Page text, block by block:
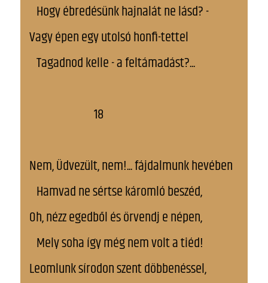
Hogy ébredésünk hajnalát ne lásd? -
Vagy épen egy utolsó honfi-tettel
Tagadnod kelle - a feltámadást?...
18
Nem, Üdvezült, nem!... fájdalmunk hevében
Hamvad ne sértse káromló beszéd,
Oh, nézz egedből és örvendj e népen,
Mely soha így még nem volt a tiéd!
Leomlunk sírodon szent döbbenéssel,